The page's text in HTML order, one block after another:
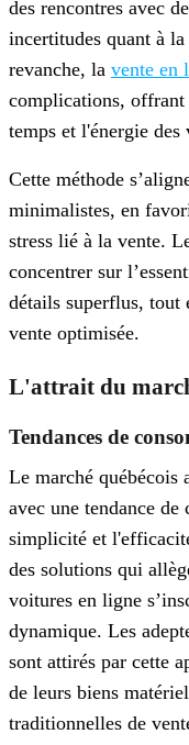
des rencontres avec
incertitudes quant à
revanche, la vente en
complications, offrant
temps et l'énergie des
Cette méthode
minimalistes, en
stress lié à la vente.
concentrer sur
détails superflus, tout
vente optimisée.
L'attrait du
Tendances de
Le marché québécois
avec une tendance
simplicité et
des solutions qui
voitures en ligne
dynamique. Les
sont attirés par cette
de leurs biens
traditionnelles de